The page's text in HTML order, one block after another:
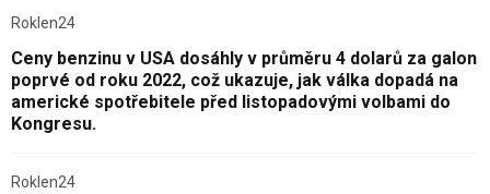
Roklen24
Ceny benzinu v USA dosáhly v průměru 4 dolarů za galon
poprvé od roku 2022, což ukazuje, jak válka dopadá na
americké spotřebitele před listopadovými volbami do
Kongresu.
Roklen24